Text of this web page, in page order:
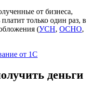
от бизнеса,
только один раз, в
(УСН, ОСНО,
от 1С
деньги